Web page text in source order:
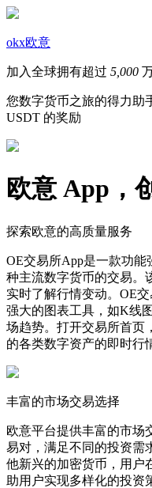
okx欧意
加入全球拥有超过 5,000
您数字货币之旅的得力助
USDT 的奖励
欧意 App，
探索欧意的高质量服务
OE交易所App是一款功
种主流数字货币的交易。
实时了解行情变动。OE
强大的图表工具，如K线
场趋势。打开交易所首页
的各类数字资产的即时行
丰富的市场交易选择
欧意平台提供丰富的市场
易对，满足不同的投资需
他新兴的加密货币，用户
助用户实现多样化的投资